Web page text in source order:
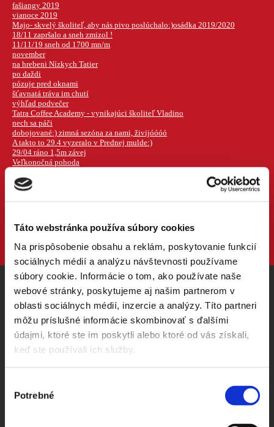
Táto webstránka používa súbory cookies
Na prispôsobenie obsahu a reklám, poskytovanie funkcií
sociálnych médií a analýzu návštevnosti používame
súbory cookie. Informácie o tom, ako používate naše
webové stránky, poskytujeme aj našim partnerom v
oblasti sociálnych médií, inzercie a analýzy. Títo partneri
môžu príslušné informácie skombinovať s ďalšími
údajmi, ktoré ste im poskytli alebo ktoré od vás získali,
keď ste používali ich služby.
súhlasu
Potrebné
fašiangy 2019
vianoce 2019
Majo- skvelý školiteľ, aby nás pivo poslúchalo:)osádka 2019/2020
18/11 zapršalo a sneh zmizol !
11/11/19 sneh od 1700 mn/m
november
na hrebeni Nízkych Tatier
po daždi
pózuje pred oknami
šťavnatá tráva im chutí
výhľad podvečer
Tatra Coffee Academy - vynikajúci školiteľ Vladino
nech sa páči
dobojované:) zimná sezóna za nami, živijóóóó
A takto to 29.4 vyzeralo v Prednej mulde:)
29/04 ráno 1,5m závej
Veľkonočná pohoda
testovačka black crows-oviek
06/04 zasa nakydalo :)
Je to čierne na bielom
časť posádky 2018/19
VRCHOLOVÁ KNIHA
Priestor pre tvoje postrehy, zážitky, odkazy...